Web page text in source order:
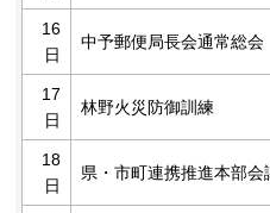
16
日
中予郵便局長会通常総会
17
日
林野火災防御訓練
18
日
県・市町連携推進本部会